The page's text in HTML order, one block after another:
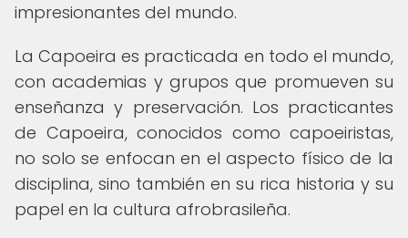
impresionantes del mundo.
La Capoeira es practicada en todo el mundo,
con academias y grupos que promueven su
enseñanza y preservación. Los practicantes
de Capoeira, conocidos como capoeiristas,
no solo se enfocan en el aspecto físico de la
disciplina, sino también en su rica historia y su
papel en la cultura afrobrasileña.